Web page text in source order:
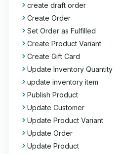
create draft order
Create Order
Set Order as Fulfilled
Create Product Variant
Create Gift Card
Update Inventory Quantity
update inventory item
Publish Product
Update Customer
Update Product Variant
Update Order
Update Product